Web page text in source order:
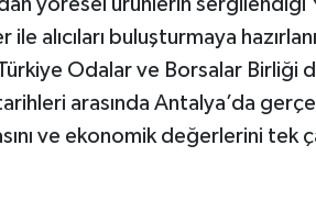
yöresel ürünlerin sergilendiği
ile alıcıları buluşturmaya
Odalar ve Borsalar Birliği
arasında Antalya’da
ve ekonomik değerlerini tek